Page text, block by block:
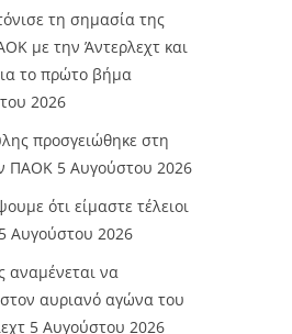
τη σημασία της
με την Άντερλεχτ και
το πρώτο βήμα
2026
προσγειώθηκε στη
ΠΑΟΚ 5 Αυγούστου 2026
ότι είμαστε τέλειοι
5 Αυγούστου 2026
αναμένεται να
αυριανό αγώνα του
5 Αυγούστου 2026